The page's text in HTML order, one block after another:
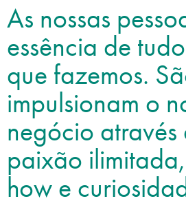
As nossas
essência de
que fazemos.
impulsionam o
negócio através
paixão
how e